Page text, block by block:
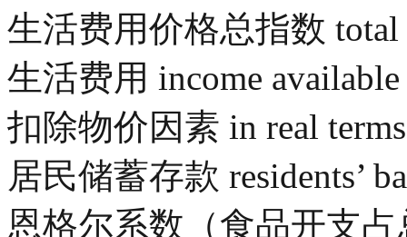
生活费用价格总指数
生活费用 income
扣除物价因素 in real
居民储蓄存款 residents’
恩格尔系数（食品开支